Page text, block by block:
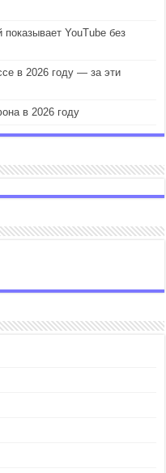
YouTube без
в 2026 году — за эти
в 2026 году